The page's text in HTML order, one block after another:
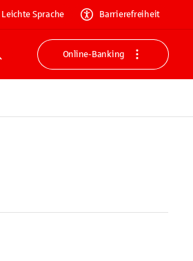
Leichte Sprache Barrierefreiheit
Suche
Online-Banking